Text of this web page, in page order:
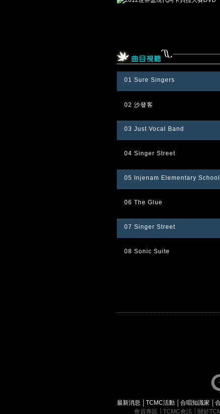
01 Sure Singers
02 沙發客
03 Just Vocal Band
04 Singer Street
05 Injenam Elementary School
06 The Glue
07 Singer Street
08 Sonic Suite
最新消息 │TCMC活動 │合唱知識家 │
會員專區
TCMC會訊 關於